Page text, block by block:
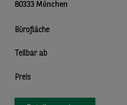
80333 München
Bürofläche
Teilbar ab
Preis